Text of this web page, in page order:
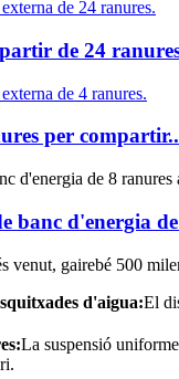
de 24
per
banc d'energia
venut, gairebé 500
d'aigua:El
La suspensió